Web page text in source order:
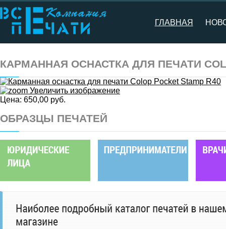
ГЛАВНАЯ
КАРМАННАЯ ОСНАСТКА ДЛЯ ПЕЧАТИ
Увеличить изображение
Цена: 650,00 руб.
ОБРАЗЦЫ ПЕЧАТЕЙ